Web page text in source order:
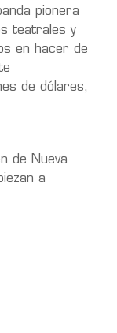
pionera
teatrales y
en hacer de
de dólares,
de Nueva
a